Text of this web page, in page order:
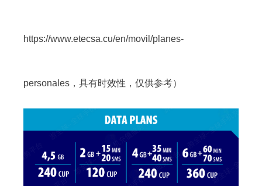
https://www.etecsa.cu/en/movil/planes-
personales，具有时效性，仅供参考）